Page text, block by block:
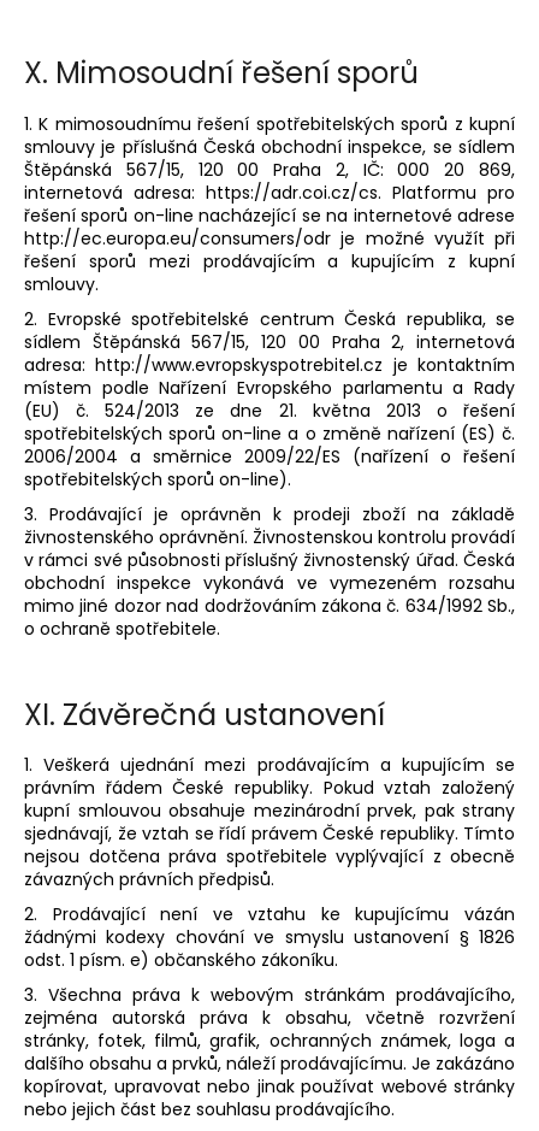
X. Mimosoudní řešení sporů
1. K mimosoudnímu řešení spotřebitelských sporů z kupní
smlouvy je příslušná Česká obchodní inspekce, se sídlem
Štěpánská 567/15, 120 00 Praha 2, IČ: 000 20 869,
internetová adresa: https://adr.coi.cz/cs. Platformu pro
řešení sporů on-line nacházející se na internetové adrese
http://ec.europa.eu/consumers/odr je možné využít při
řešení sporů mezi prodávajícím a kupujícím z kupní
smlouvy.
2. Evropské spotřebitelské centrum Česká republika, se
sídlem Štěpánská 567/15, 120 00 Praha 2, internetová
adresa: http://www.evropskyspotrebitel.cz je kontaktním
místem podle Nařízení Evropského parlamentu a Rady
(EU) č. 524/2013 ze dne 21. května 2013 o řešení
spotřebitelských sporů on-line a o změně nařízení (ES) č.
2006/2004 a směrnice 2009/22/ES (nařízení o řešení
spotřebitelských sporů on-line).
3. Prodávající je oprávněn k prodeji zboží na základě
živnostenského oprávnění. Živnostenskou kontrolu provádí
v rámci své působnosti příslušný živnostenský úřad. Česká
obchodní inspekce vykonává ve vymezeném rozsahu
mimo jiné dozor nad dodržováním zákona č. 634/1992 Sb.,
o ochraně spotřebitele.
XI. Závěrečná ustanovení
1. Veškerá ujednání mezi prodávajícím a kupujícím se
právním řádem České republiky. Pokud vztah založený
kupní smlouvou obsahuje mezinárodní prvek, pak strany
sjednávají, že vztah se řídí právem České republiky. Tímto
nejsou dotčena práva spotřebitele vyplývající z obecně
závazných právních předpisů.
2. Prodávající není ve vztahu ke kupujícímu vázán
žádnými kodexy chování ve smyslu ustanovení § 1826
odst. 1 písm. e) občanského zákoníku.
3. Všechna práva k webovým stránkám prodávajícího,
zejména autorská práva k obsahu, včetně rozvržení
stránky, fotek, filmů, grafik, ochranných známek, loga a
dalšího obsahu a prvků, náleží prodávajícímu. Je zakázáno
kopírovat, upravovat nebo jinak používat webové stránky
nebo jejich část bez souhlasu prodávajícího.